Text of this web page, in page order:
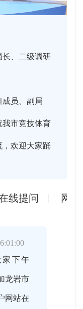
长、二级调研
员、副局
我市竞技体育
欢迎大家踊
线提问 网
家下午
龙岩市
网站在